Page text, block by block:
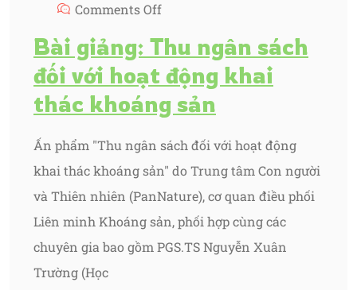
Comments Off
Bài giảng: Thu ngân sách
đối với hoạt động khai
thác khoáng sản
Ấn phẩm "Thu ngân sách đối với hoạt động
khai thác khoáng sản" do Trung tâm Con người
và Thiên nhiên (PanNature), cơ quan điều phối
Liên minh Khoáng sản, phối hợp cùng các
chuyên gia bao gồm PGS.TS Nguyễn Xuân
Trường (Học